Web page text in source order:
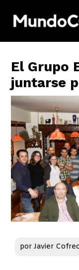
El Grupo
juntarse
porJavier